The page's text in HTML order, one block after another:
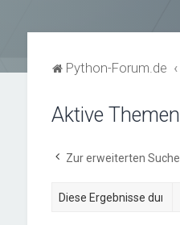
Python-Forum.de
Aktive Themen
Zur erweiterten Suche